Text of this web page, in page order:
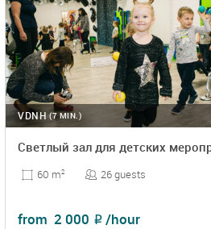
(7 MIN.)
VDNH
Светлый зал для детских
60 m2 26 guests
from 2 000 ₽ /hour